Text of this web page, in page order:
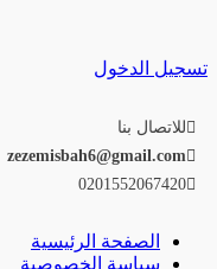
تسجيل الدخول
للاتصال بنا
zezemisbah6@gmail.com
0201552067420
الصفحة الرئيسية
سياسة الخصوصية